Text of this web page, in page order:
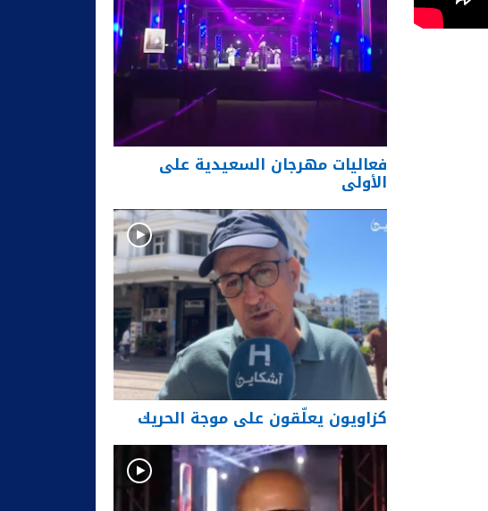
فعاليات مهرجان السعيدية على
الأولى
كزاويون يعلّقون على موجة الحريك